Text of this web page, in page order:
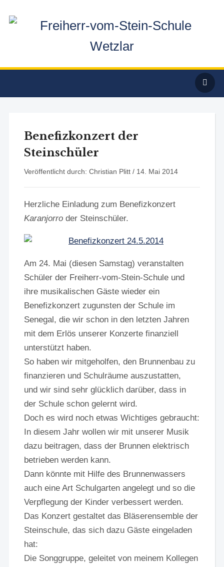
Benefizkonzert der
Steinschüler
Veröffentlicht durch: Christian Plitt / 14. Mai 2014
Herzliche Einladung zum Benefizkonzert
Karanjorroder Steinschüler.
Am 24. Mai (diesen Samstag) veranstalten
Schüler der Freiherr-vom-Stein-Schule und
ihre musikalischen Gäste wieder ein
Benefizkonzert zugunsten der Schule im
Senegal, die wir schon in den letzten Jahren
mit dem Erlös unserer Konzerte finanziell
unterstützt haben.
So haben wir mitgeholfen, den Brunnenbau zu
finanzieren und Schulräume auszustatten,
und wir sind sehr glücklich darüber, dass in
der Schule schon gelernt wird.
Doch es wird noch etwas Wichtiges gebraucht:
In diesem Jahr wollen wir mit unserer Musik
dazu beitragen, dass der Brunnen elektrisch
betrieben werden kann.
Dann könnte mit Hilfe des Brunnenwassers
auch eine Art Schulgarten angelegt und so die
Verpflegung der Kinder verbessert werden.
Das Konzert gestaltet das Bläserensemble der
Steinschule, das sich dazu Gäste eingeladen
hat:
Die Songgruppe, geleitet von meinem Kollegen